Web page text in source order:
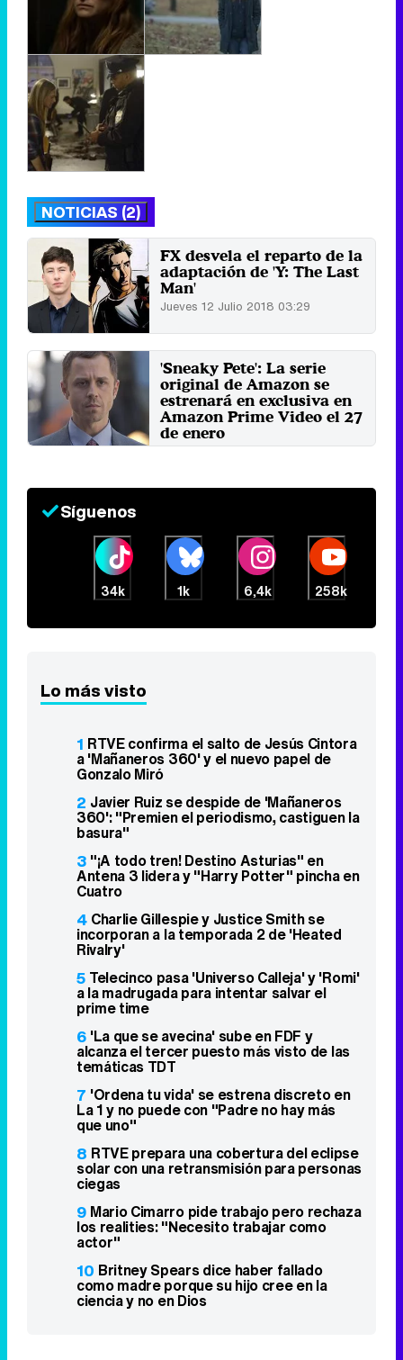
NOTICIAS (2)
FX desvela el reparto de la
adaptación de 'Y: The Last
Man'
Jueves 12 Julio 2018 03:29
'Sneaky Pete': La serie
original de Amazon se
estrenará en exclusiva en
Amazon Prime Video el 27
de enero
Miércoles 25 Enero 2017 14:07
Síguenos
34k 1k 6,4k 258k
Lo más visto
1 RTVE confirma el salto de Jesús Cintora
a 'Mañaneros 360' y el nuevo papel de
Gonzalo Miró
2 Javier Ruiz se despide de 'Mañaneros
360': "Premien el periodismo, castiguen la
basura"
3 "¡A todo tren! Destino Asturias" en
Antena 3 lidera y "Harry Potter" pincha en
Cuatro
4 Charlie Gillespie y Justice Smith se
incorporan a la temporada 2 de 'Heated
Rivalry'
5 Telecinco pasa 'Universo Calleja' y 'Romi'
a la madrugada para intentar salvar el
prime time
6 'La que se avecina' sube en FDF y
alcanza el tercer puesto más visto de las
temáticas TDT
7 'Ordena tu vida' se estrena discreto en
La 1 y no puede con "Padre no hay más
que uno"
8 RTVE prepara una cobertura del eclipse
solar con una retransmisión para personas
ciegas
9 Mario Cimarro pide trabajo pero rechaza
los realities: "Necesito trabajar como
actor"
10 Britney Spears dice haber fallado
como madre porque su hijo cree en la
ciencia y no en Dios